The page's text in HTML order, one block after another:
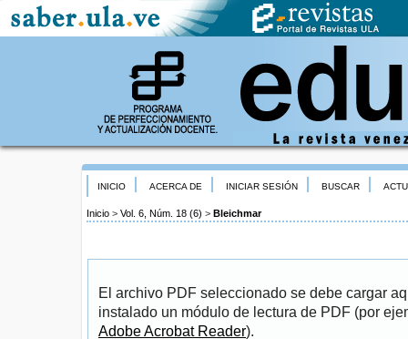
INICIO ACERCA DE INICIAR SESIÓN BUSCAR
Inicio > Vol. 6, Núm. 18 (6) > Bleichmar
El archivo PDF seleccionado se debe cargar
instalado un módulo de lectura de PDF (por
Adobe Acrobat Reader).